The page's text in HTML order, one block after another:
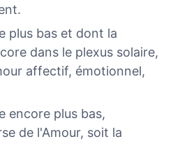
plus bas et dont la
dans le plexus solaire,
affectif, émotionnel,
encore plus bas,
de l'Amour, soit la